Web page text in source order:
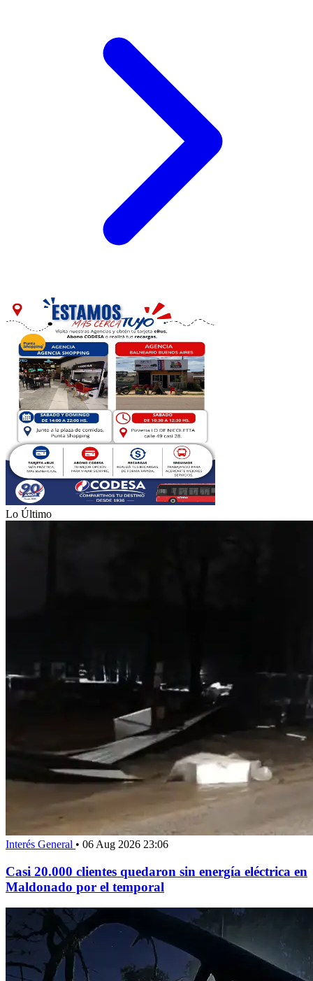
Lo Último
Interés General • 06 Aug 2026 23:06
Casi 20.000 clientes quedaron sin energía eléctrica en
Maldonado por el temporal